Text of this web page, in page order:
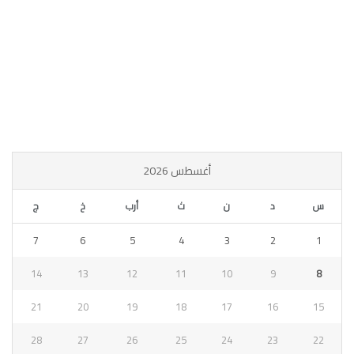
أغسطس 2026
س د ن ث أرب خ ج
1
2
3
4
5
6
7
8
9
10
11
12
13
14
15
16
17
18
19
20
21
22
23
24
25
26
27
28